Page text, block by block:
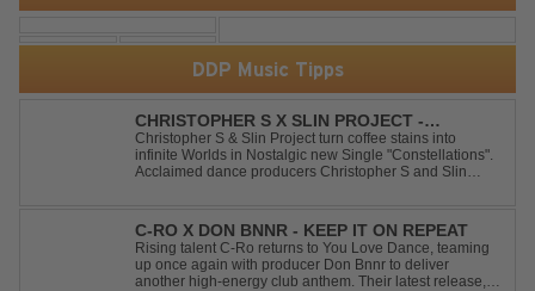
DDP Music Tipps
CHRISTOPHER S X SLIN PROJECT -
CONSTELLATIONS
Christopher S & Slin Project turn coffee stains into
infinite Worlds in Nostalgic new Single "Constellations".
Acclaimed dance producers Christopher S and Slin
away from standard club ...
C-RO X DON BNNR - KEEP IT ON REPEAT
Rising talent C-Ro returns to You Love Dance, teaming
up once again with producer Don Bnnr to deliver
another high-energy club anthem. Their latest release,